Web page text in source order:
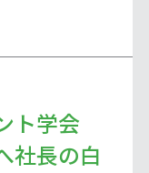
ト学会
社長の白